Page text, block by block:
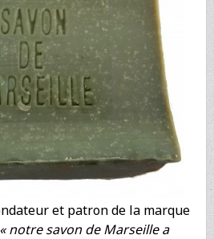
et patron de la marque
notre savon de Marseille a